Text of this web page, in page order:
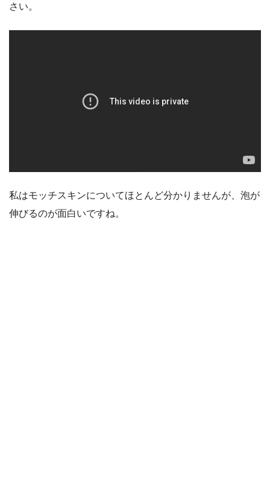
さい。
私はモッチスキンについてほとんど分かりませんが、泡が
伸びるのが面白いですね。